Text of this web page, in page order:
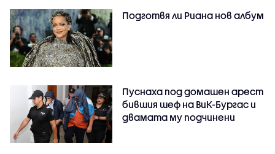
Подготвя ли Риана нов албум
Пуснаха под домашен арест
бившия шеф на ВиК-Бургас и
двамата му подчинени